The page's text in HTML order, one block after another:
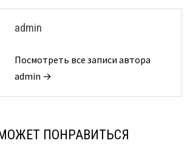
admin
Посмотреть все записи автора
admin →
ПОНРАВИТЬСЯ